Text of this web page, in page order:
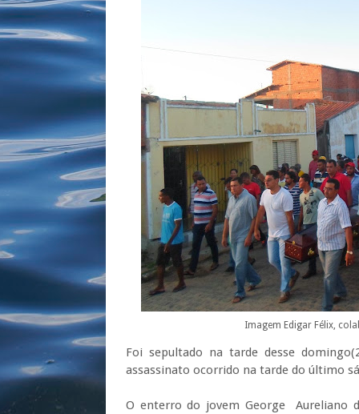
Imagem Edigar Félix,
Foi sepultado na tarde desse
assassinato ocorrido na tarde do último
O enterro do jovem George Aureliano